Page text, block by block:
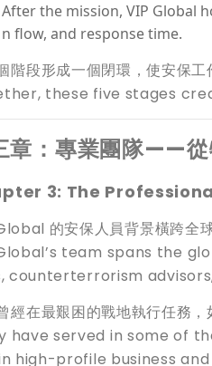
After the mission, VIP Global
n flow, and response time.
階段形成一個閉環，使安保工
these five stages
章：專業團隊——從
3: The
的安保人員背景橫跨全
team spans the
counterterrorism
經在最艱困的戰地執行任務，
have served in some of
high-profile business